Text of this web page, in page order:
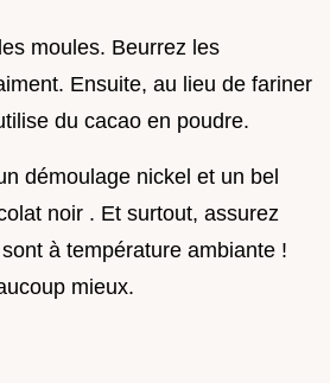
moules. Beurrez les
Ensuite, au lieu de fariner
du cacao en poudre.
démoulage nickel et un bel
noir . Et surtout, assurez
à température ambiante !
mieux.